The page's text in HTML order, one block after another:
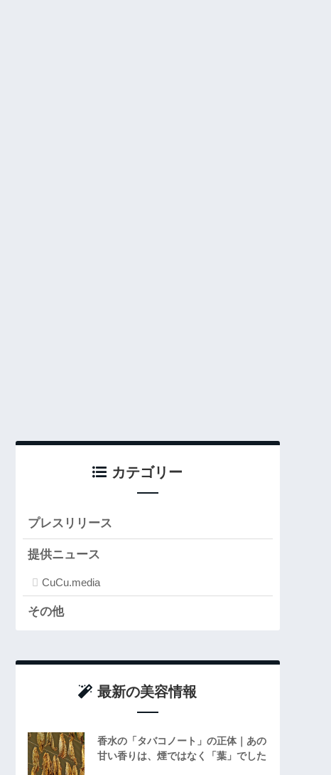
カテゴリー
プレスリリース
提供ニュース
CuCu.media
その他
最新の美容情報
香水の「タバコノート」の正体｜あの
甘い香りは、煙ではなく「葉」でした